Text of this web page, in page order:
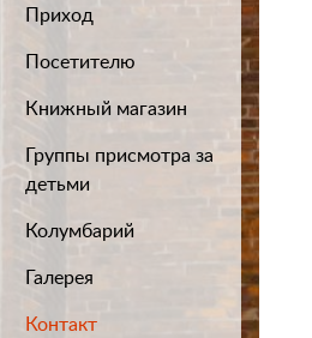
Приход
Посетителю
Книжный магазин
Группы присмотра за
детьми
Колумбарий
Галерея
Контакт